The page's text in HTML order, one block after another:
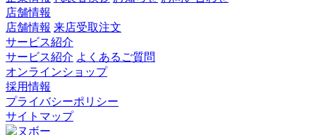
店舗情報
店舗情報 来店受取注文
サービス紹介
サービス紹介 よくあるご質問
オンラインショップ
採用情報
プライバシーポリシー
サイトマップ